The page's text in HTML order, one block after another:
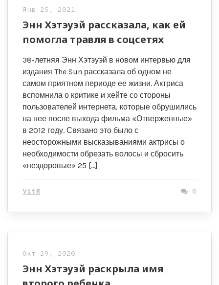
Янв 25, 2021
Энн Хэтэуэй рассказала, как ей
помогла травля в соцсетях
38-летняя Энн Хэтэуэй в новом интервью для
издания The Sun рассказала об одном не
самом приятном периоде ее жизни. Актриса
вспомнила о критике и хейте со стороны
пользователей интернета, которые обрушились
на нее после выхода фильма «Отверженные»
в 2012 году. Связано это было с
неосторожными высказываниями актрисы о
необходимости обрезать волосы и сбросить
«нездоровые» 25 […]
VitR 0
Окт 29, 2020
Энн Хэтэуэй раскрыла имя